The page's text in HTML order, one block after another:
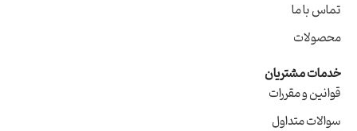
تماس با ما
محصولات
خدمات مشتریان
قوانین و مقررات
سوالات متداول